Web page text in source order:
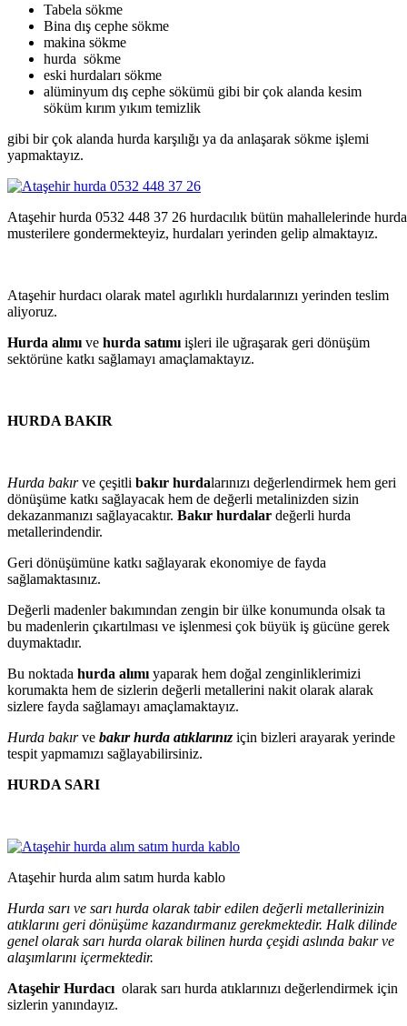
Tabela sökme
Bina dış cephe sökme
makina sökme
hurda sökme
eski hurdaları sökme
alüminyum dış cephe sökümü gibi bir çok alanda kesim
söküm kırım yıkım temizlik
gibi bir çok alanda hurda karşılığı ya da anlaşarak sökme işlemi
yapmaktayız.
Ataşehir hurda 0532 448 37 26 hurdacılık bütün mahallelerinde
musterilere gondermekteyiz, hurdaları yerinden gelip almaktayız.
Ataşehir hurdacı olarak matel agırlıklı hurdalarınızı yerinden teslim
aliyoruz.
Hurda alımı ve hurda satımı işleri ile uğraşarak geri dönüşüm
sektörüne katkı sağlamayı amaçlamaktayız.
HURDA BAKIR
Hurda bakırve çeşitli bakır hurdalarınızı değerlendirmek hem geri
dönüşüme katkı sağlayacak hem de değerli metalinizden sizin
dekazanmanızı sağlayacaktır. Bakır hurdalar değerli hurda
metallerindendir.
Geri dönüşümüne katkı sağlayarak ekonomiye de fayda
sağlamaktasınız.
Değerli madenler bakımından zengin bir ülke konumunda olsak ta
bu madenlerin çıkartılması ve işlenmesi çok büyük iş gücüne gerek
duymaktadır.
Bu noktada hurda alımı yaparak hem doğal zenginliklerimizi
korumakta hem de sizlerin değerli metallerini nakit olarak alarak
sizlere fayda sağlamayı amaçlamaktayız.
Hurda bakırve bakır hurda atıklarınız için bizleri arayarak yerinde
tespit yapmamızı sağlayabilirsiniz.
HURDA SARI
Ataşehir hurda alım satım hurda kablo
Hurda sarı ve sarı hurda olarak tabir edilen değerli metallerinizin
atıklarını geri dönüşüme kazandırmanız gerekmektedir. Halk dilinde
genel olarak sarı hurda olarak bilinen hurda çeşidi aslında bakır ve
alaşımlarını içermektedir.
Ataşehir Hurdacı olarak sarı hurda atıklarınızı değerlendirmek için
sizlerin yanındayız.